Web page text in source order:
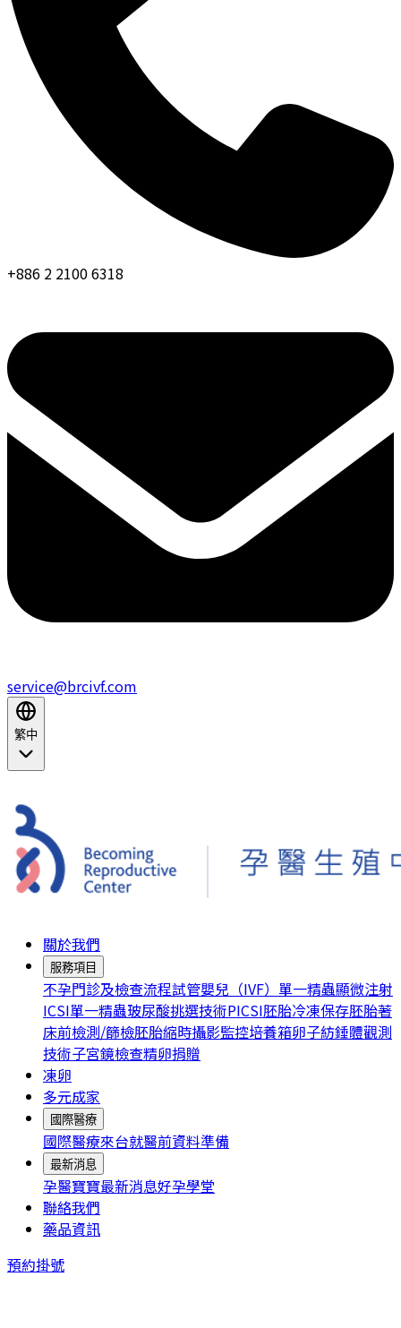
+886 2 2100 6318
service@brcivf.com
繁中
關於我們
服務項目
不孕門診及檢查流程試管嬰兒（IVF） 單一精蟲顯微注射
ICSI單一精蟲玻尿酸挑選技術PICSI胚胎冷凍保存胚胎著
床前檢測/篩檢胚胎縮時攝影監控培養箱卵子紡錘體觀測
技術子宮鏡檢查精卵捐贈
凍卵
多元成家
國際醫療
國際醫療來台就醫前資料準備
最新消息
孕醫寶寶最新消息好孕學堂
聯絡我們
藥品資訊
預約掛號